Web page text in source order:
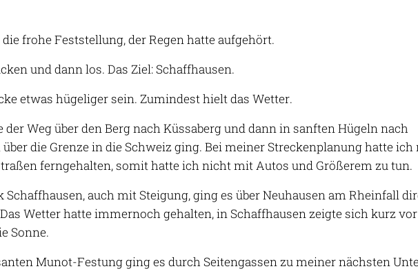
frohe Feststellung, der Regen hatte aufgehört.
und dann los. Das Ziel: Schaffhausen.
etwas hügeliger sein. Zumindest hielt das Wetter.
Weg über den Berg nach Küssaberg und dann in sanften Hügeln nach
die Grenze in die Schweiz ging. Bei meiner Streckenplanung hatte
ferngehalten, somit hatte ich nicht mit Autos und Größerem zu tun.
Schaffhausen, auch mit Steigung, ging es über Neuhausen am Rheinfall
Wetter hatte immernoch gehalten, in Schaffhausen zeigte sich kurz vor
Sonne.
Munot-Festung ging es durch Seitengassen zu meiner nächsten